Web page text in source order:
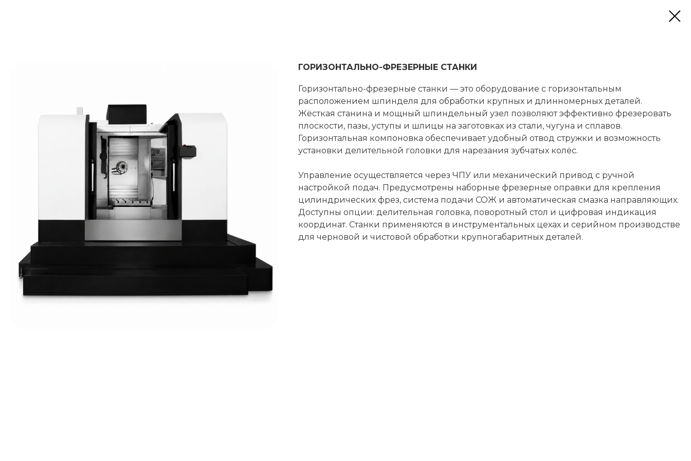
ГОРИЗОНТАЛЬНО-ФРЕЗЕРНЫЕ СТАНКИ
Горизонтально-фрезерные станки — это оборудование с горизонтальным
расположением шпинделя для обработки крупных и длинномерных деталей.
Жёсткая станина и мощный шпиндельный узел позволяют эффективно фрезеровать
плоскости, пазы, уступы и шлицы на заготовках из стали, чугуна и сплавов.
Горизонтальная компоновка обеспечивает удобный отвод стружки и возможность
установки делительной головки для нарезания зубчатых колёс.
Управление осуществляется через ЧПУ или механический привод с ручной
настройкой подач. Предусмотрены наборные фрезерные оправки для крепления
цилиндрических фрез, система подачи СОЖ и автоматическая смазка направляющих.
Доступны опции: делительная головка, поворотный стол и цифровая индикация
координат. Станки применяются в инструментальных цехах и серийном производстве
для черновой и чистовой обработки крупногабаритных деталей.